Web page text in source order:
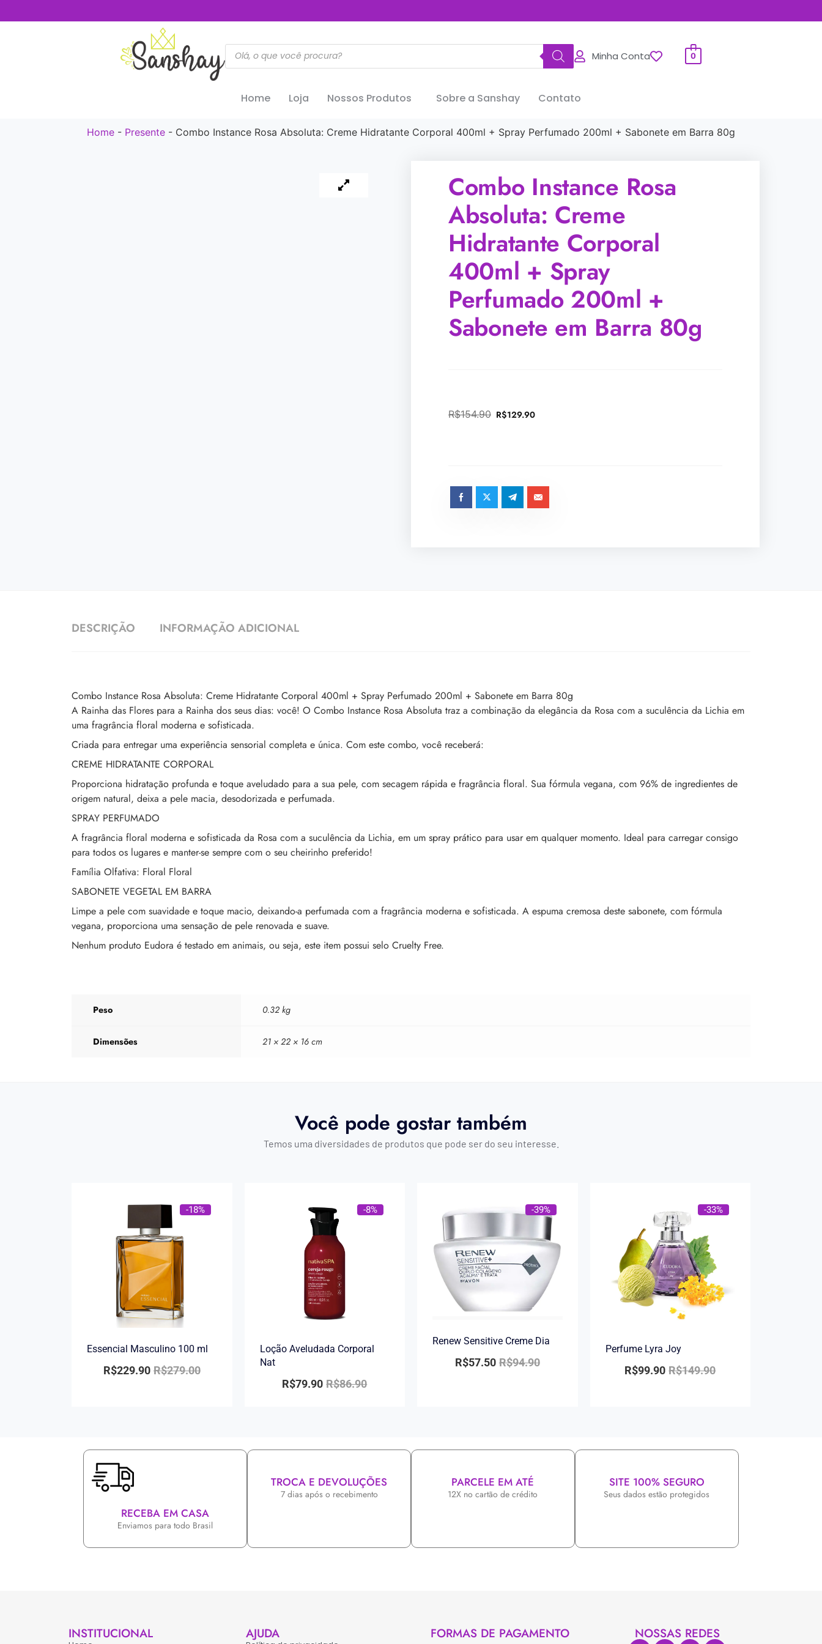
Minha Conta 0
Home Loja Nossos Produtos Sobre a Sanshay Contato
Home - Presente - Combo Instance Rosa Absoluta: Creme Hidratante Corporal 400ml + Spray Perfumado 200ml + Sabonete em Barra 80g
Combo Instance Rosa
Absoluta: Creme
Hidratante Corporal
400ml + Spray
Perfumado 200ml +
Sabonete em Barra 80g
R$154.90 R$129.90
DESCRIÇÃO INFORMAÇÃO ADICIONAL
Combo Instance Rosa Absoluta: Creme Hidratante Corporal 400ml + Spray Perfumado 200ml + Sabonete em Barra 80g
A Rainha das Flores para a Rainha dos seus dias: você! O Combo Instance Rosa Absoluta traz a combinação da elegância da Rosa com a suculência da Lichia em
uma fragrância floral moderna e sofisticada.
Criada para entregar uma experiência sensorial completa e única. Com este combo, você receberá:
CREME HIDRATANTE CORPORAL
Proporciona hidratação profunda e toque aveludado para a sua pele, com secagem rápida e fragrância floral. Sua fórmula vegana, com 96% de ingredientes de
origem natural, deixa a pele macia, desodorizada e perfumada.
SPRAY PERFUMADO
A fragrância floral moderna e sofisticada da Rosa com a suculência da Lichia, em um spray prático para usar em qualquer momento. Ideal para carregar consigo
para todos os lugares e manter-se sempre com o seu cheirinho preferido!
Família Olfativa: Floral Floral
SABONETE VEGETAL EM BARRA
Limpe a pele com suavidade e toque macio, deixando-a perfumada com a fragrância moderna e sofisticada. A espuma cremosa deste sabonete, com fórmula
vegana, proporciona uma sensação de pele renovada e suave.
Nenhum produto Eudora é testado em animais, ou seja, este item possui selo Cruelty Free.
Peso 0.32 kg
Dimensões 21 × 22 × 16 cm
Você pode gostar também
Temos uma diversidades de produtos que pode ser do seu interesse.
-18%
Essencial Masculino 100 ml
R$279.00
R$229.90
-8%
Loção Aveludada Corporal
Nat
R$86.90
R$79.90
-39%
Renew Sensitive Creme Dia
R$94.90
R$57.50
-33%
Perfume Lyra Joy
R$149.90
R$99.90
RECEBA EM CASA
Enviamos para todo Brasil
TROCA E DEVOLUÇÕES
7 dias após o recebimento
PARCELE EM ATÉ
12X no cartão de crédito
SITE 100% SEGURO
Seus dados estão protegidos
INSTITUCIONAL AJUDA FORMAS DE PAGAMENTO NOSSAS REDES